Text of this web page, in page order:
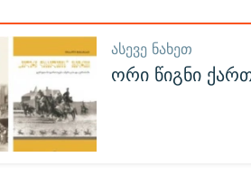
ᲐᲡᲔᲕᲔ ᲜᲐᲮᲔᲗ
ორი წიგნი